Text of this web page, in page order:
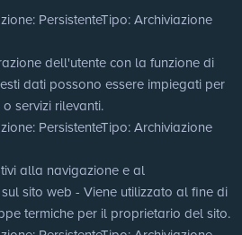
: PersistenteTipo: Archiviazione
dell'utente con la funzione di
dati possono essere impiegati per
servizi rilevanti.
: PersistenteTipo: Archiviazione
alla navigazione e al
sito web - Viene utilizzato al fine di
termiche per il proprietario del sito.